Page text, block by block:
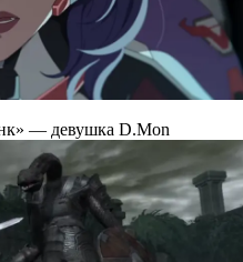
— девушка D.Mon